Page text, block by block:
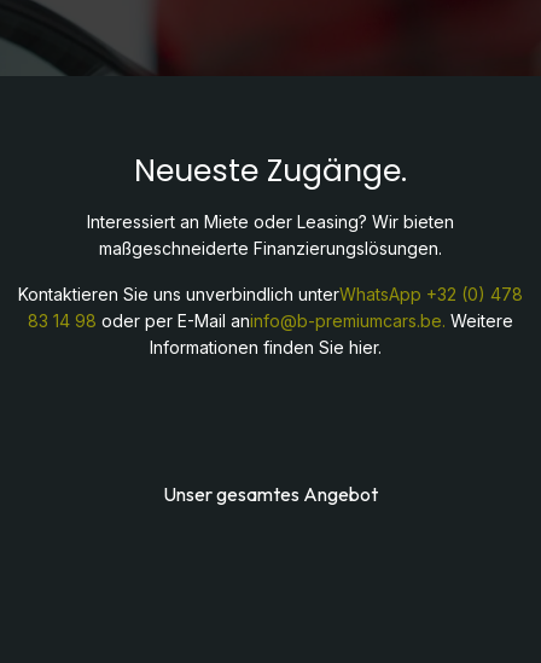
Neueste Zugänge.
Interessiert an Miete oder Leasing? Wir bieten
maßgeschneiderte Finanzierungslösungen.
Kontaktieren Sie uns unverbindlich unterWhatsApp +32 (0) 478
83 14 98 oder per E-Mail aninfo@b-premiumcars.be. Weitere
Informationen finden Sie hier.
Unser gesamtes Angebot